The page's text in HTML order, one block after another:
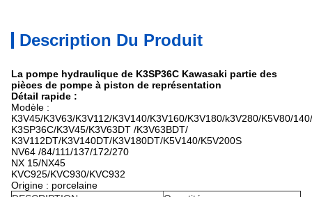
Description Du Produit
La pompe hydraulique de K3SP36C Kawasaki partie des
pièces de pompe à piston de représentation
Détail rapide :
Modèle :
K3V45/K3V63/K3V112/K3V140/K3V160/K3V180/k3V280/K5V80/
K3SP36C/K3V45/K3V63DT /K3V63BDT/
K3V112DT/K3V140DT/K3V180DT/K5V140/K5V200S
NV64 /84/111/137/172/270
NX 15/NX45
KVC925/KVC930/KVC932
Origine : porcelaine